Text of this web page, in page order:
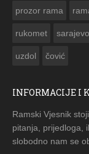
prozor rama
rukomet sarajevo
uzdol čović
INFORMACIJE I
Ramski Vjesnik
pitanja, prijedloga,
slobodno nam se